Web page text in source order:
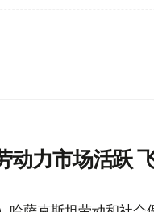
动力市场活跃